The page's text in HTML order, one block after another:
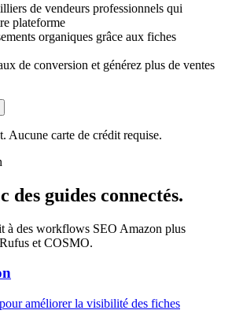
de vendeurs professionnels qui
plateforme
organiques grâce aux fiches
de conversion et générez plus de ventes
Aucune carte de crédit requise.
des guides connectés.
à des workflows SEO Amazon plus
et COSMO.
améliorer la visibilité des fiches